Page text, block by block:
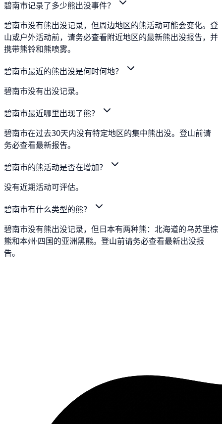
碧南市记录了多少熊出没事件？
碧南市没有熊出没记录，但周边地区的熊活动可能会变化。登
山或户外活动前，请务必查看附近地区的最新熊出没报告，并
携带熊铃和熊喷雾。
碧南市最近的熊出没是何时何地？
碧南市没有出没记录。
碧南市最近哪里出现了熊？
碧南市在过去30天内没有特定地区的集中熊出没。登山前请
务必查看最新报告。
碧南市的熊活动是否在增加？
没有近期活动可评估。
碧南市有什么类型的熊？
碧南市没有熊出没记录，但日本有两种熊：北海道的乌苏里棕
熊和本州·四国的亚洲黑熊。登山前请务必查看最新出没报
告。